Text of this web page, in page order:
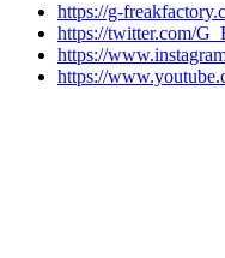
https://g-
https://twitter.com/
https://
https://